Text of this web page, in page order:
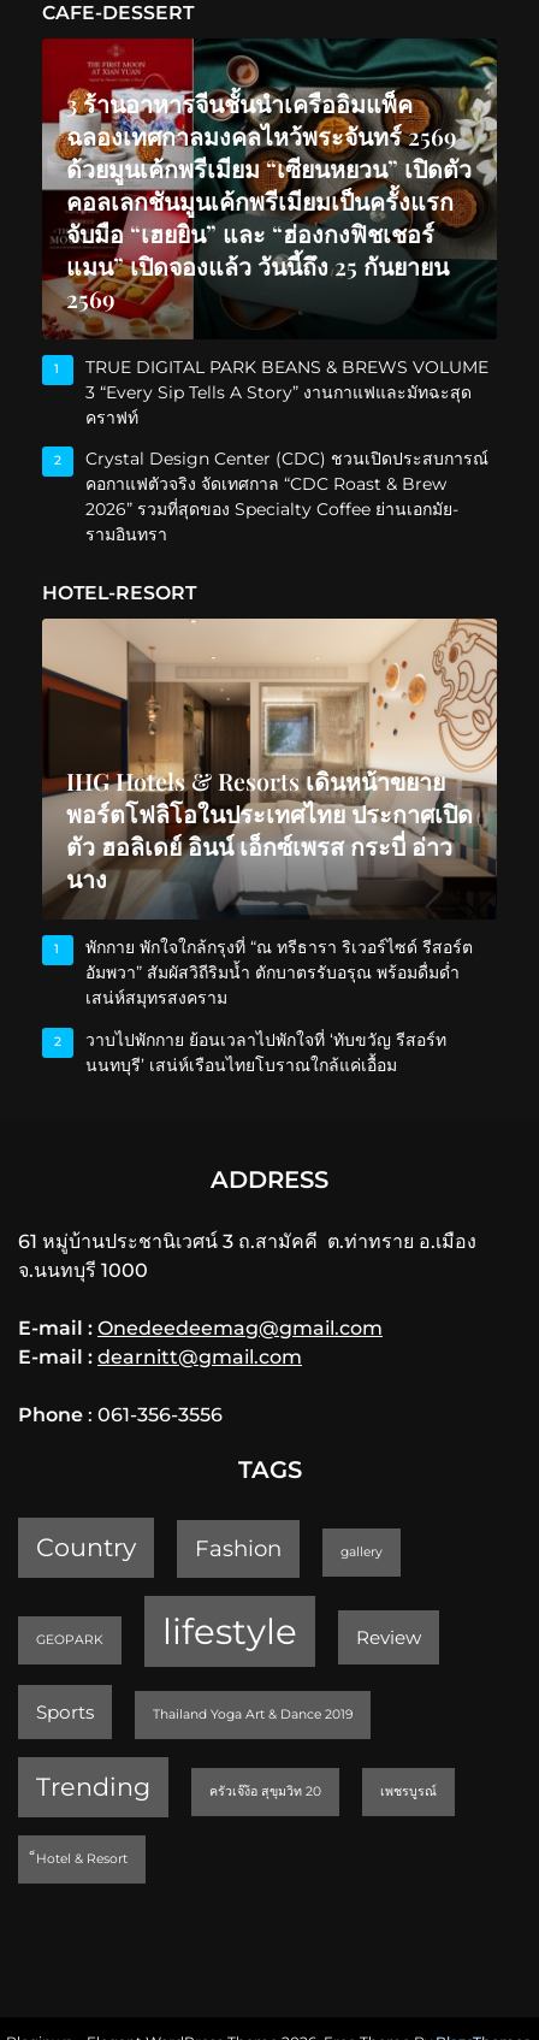
CAFE-DESSERT
3 ร้านอาหารจีนชั้นนำเครืออิมแพ็ค
ฉลองเทศกาลมงคลไหว้พระจันทร์ 2569
ด้วยมูนเค้กพรีเมียม “เซียนหยวน” เปิดตัว
คอลเลกชันมูนเค้กพรีเมียมเป็นครั้งแรก
จับมือ “เฮยยิน” และ “ฮ่องกงฟิชเชอร์
แมน” เปิดจองแล้ว วันนี้ถึง 25 กันยายน
2569
1
TRUE DIGITAL PARK BEANS & BREWS VOLUME
3 “Every Sip Tells A Story” งานกาแฟและมัทฉะสุด
คราฟท์
2
Crystal Design Center (CDC) ชวนเปิดประสบการณ์
คอกาแฟตัวจริง จัดเทศกาล “CDC Roast & Brew
2026” รวมที่สุดของ Specialty Coffee ย่านเอกมัย-
รามอินทรา
HOTEL-RESORT
IHG Hotels & Resorts เดินหน้าขยาย
พอร์ตโฟลิโอในประเทศไทย ประกาศเปิด
ตัว ฮอลิเดย์ อินน์ เอ็กซ์เพรส กระบี่ อ่าว
นาง
1
พักกาย พักใจใกล้กรุงที่ “ณ ทรีธารา ริเวอร์ไซด์ รีสอร์ต
อัมพวา” สัมผัสวิถีริมน้ำ ตักบาตรรับอรุณ พร้อมดื่มด่ำ
เสน่ห์สมุทรสงคราม
2
วาบไปพักกาย ย้อนเวลาไปพักใจที่ ‘ทับขวัญ รีสอร์ท
นนทบุรี’ เสน่ห์เรือนไทยโบราณใกล้แค่เอื้อม
ADDRESS
61 หมู่บ้านประชานิเวศน์ 3 ถ.สามัคคี ต.ท่าทราย อ.เมือง
จ.นนทบุรี 1000
E-mail : Onedeedeemag@gmail.com
E-mail : dearnitt@gmail.com
Phone : 061-356-3556
TAGS
Country Fashion gallery
GEOPARK lifestyle Review
Sports Thailand Yoga Art & Dance 2019
Trending ครัวเจ๊ง้อ สุขุมวิท 20 เพชรบูรณ์
็Hotel & Resort